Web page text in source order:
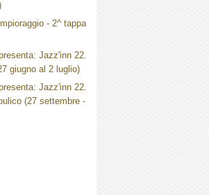
- 2^ tappa
Jazz'inn 22.
giugno al 2 luglio)
Jazz'inn 22.
(27 settembre -